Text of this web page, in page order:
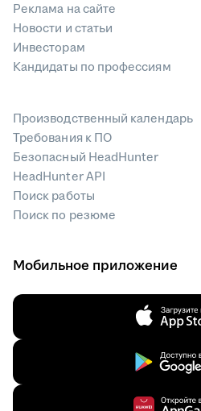
Реклама на сайте
Новости и статьи
Инвесторам
Кандидаты по профессиям
Производственный календарь
Требования к ПО
Безопасный HeadHunter
HeadHunter API
Поиск работы
Поиск по резюме
Мобильное приложение